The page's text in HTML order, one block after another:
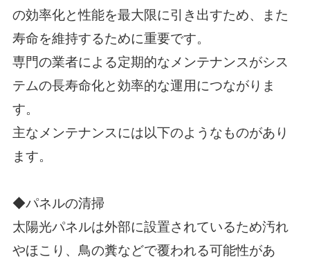
の効率化と性能を最大限に引き出すため、また
寿命を維持するために重要です。
専門の業者による定期的なメンテナンスがシス
テムの長寿命化と効率的な運用につながりま
す。
主なメンテナンスには以下のようなものがあり
ます。
◆パネルの清掃
太陽光パネルは外部に設置されているため汚れ
やほこり、鳥の糞などで覆われる可能性があ